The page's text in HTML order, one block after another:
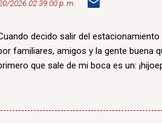
2026 02:39:00 p. m.
decido salir del
familiares, amigos y la gente buena
que sale de mi boca es un: